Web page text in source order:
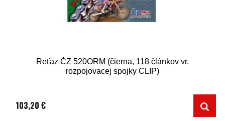
Reťaz ČZ 520ORM (čierna, 118 článkov vr.
rozpojovacej spojky CLIP)
103,20 €